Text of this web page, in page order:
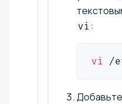
vi :
vi /